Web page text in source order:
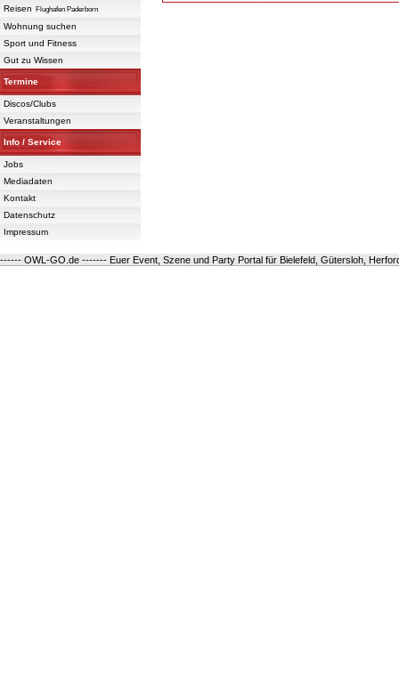
Reisen
Flughafen Paderborn
Wohnung suchen
Sport und Fitness
Gut zu Wissen
Termine
Discos/Clubs
Veranstaltungen
Info / Service
Jobs
Mediadaten
Kontakt
Datenschutz
Impressum
------ OWL-GO.de ------- Euer Event, Szene und Party Portal für Bielefeld, Gütersloh,